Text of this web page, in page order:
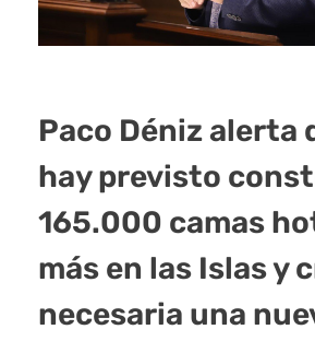
Paco Déniz alerta
hay previsto
165.000 camas
más en las Islas y
necesaria una